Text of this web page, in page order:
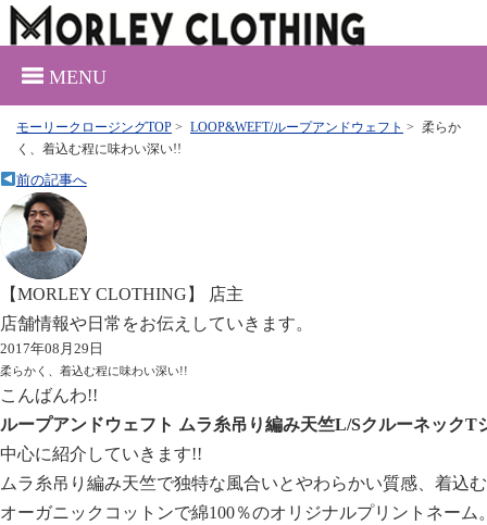
MENU
モーリークロージングTOP > LOOP&WEFT/ループアンドウェフト > 柔らか
く、着込む程に味わい深い!!
前の記事へ
【MORLEY CLOTHING】 店主
店舗情報や日常をお伝えしていきます。
2017年08月29日
柔らかく、着込む程に味わい深い!!
こんばんわ!!
ループアンドウェフト ムラ糸吊り編み天竺L/SクルーネックT
中心に紹介していきます!!
ムラ糸吊り編み天竺で独特な風合いとやわらかい質感、着込
オーガニックコットンで綿100％のオリジナルプリントネーム